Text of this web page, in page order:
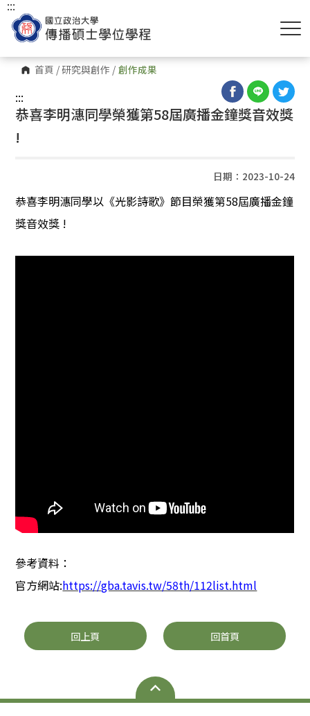
首頁 /研究與創作 / 創作成果
:::
:::
恭喜李明潓同學榮獲第58屆廣播金鐘獎音效獎
!
日期：2023-10-24
恭喜李明潓同學以《光影詩歌》節目榮獲第58屆廣播金鐘
獎音效獎 !
參考資料：
官方網站:https://gba.tavis.tw/58th/112list.html
回上頁 回首頁